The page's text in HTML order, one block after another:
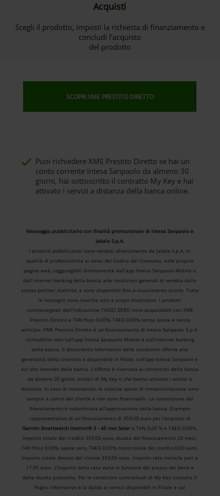
Acquisti
Scegli il prodotto, imposti la richiesta di finanziamento e
concludi l’acquisto
del prodotto
SCOPRI XME PRESTITO DIRETTO
Puoi richiedere XME Prestito Diretto se hai un
conto corrente Intesa Sanpaolo da almeno 30
giorni, hai sottoscritto il contratto My Key e hai
attivato i servizi a distanza della banca online.
Messaggio pubblicitario con finalità promozionale di Intesa Sanpaolo e
Jakala S.p.A.
I prodotti pubblicizzati sono venduti direttamente da Jakala S.p.A. in
qualità di professionista ai sensi del Codice del Consumo, sulle proprie
pagine web, raggiungibili direttamente dall’app Intesa Sanpaolo Mobile o
dall’internet banking della banca, alle condizioni generali di vendita dallo
stesso partner stabilite, e sono disponibili fino a esaurimento scorte. Tutte
le immagini sono inserite solo a scopo illustrativo. I prodotti
contrassegnati dall’indicazione TASSO ZERO sono acquistabili con XME
Prestito Diretto a TAN fisso 0,00%, TAEG 0,00% senza spese e senza
anticipo. XME Prestito Diretto è un finanziamento di Intesa Sanpaolo S.p.A.
richiedibile solo sull’app Intesa Sanpaolo Mobile e sull’internet banking
della banca. Il documento Informativo delle condizioni offerte alla
generalità della clientela è disponibile in filiale, sull’app Intesa Sanpaolo e
sul sito internet della banca. L’offerta è riservata ai correntisti della banca
da almeno 30 giorni, titolari di My Key e che hanno attivato i servizi a
distanza. In caso di motoveicoli, le relative spese di immatricolazione sono
sempre a carico del cliente e non sono finanziabili. La concessione del
finanziamento è subordinata all’approvazione della banca. Esempio
rappresentativo di un finanziamento di 359,00 euro per l’acquisto di
Garmin Smartwatch Instinct® 3 - 45 mm Solar a TAN 0,00 % e TAEG 0,00%.
Importo totale del credito 359,00 euro, durata del finanziamento 20 mesi,
TAN fisso 0,00%, spese zero, TAEG 0,00% costo totale del credito 0,00 euro.
Importo totale dovuto dal cliente 359,00 euro. Importo rata mensile pari a
17,95 euro. L’importo della rata varia in funzione del prezzo del bene e
della durata prescelta. Per le condizioni contrattuali di My Key consulta il
Foglio informativo e la Guida ai servizi disponibili in Filiale e sul